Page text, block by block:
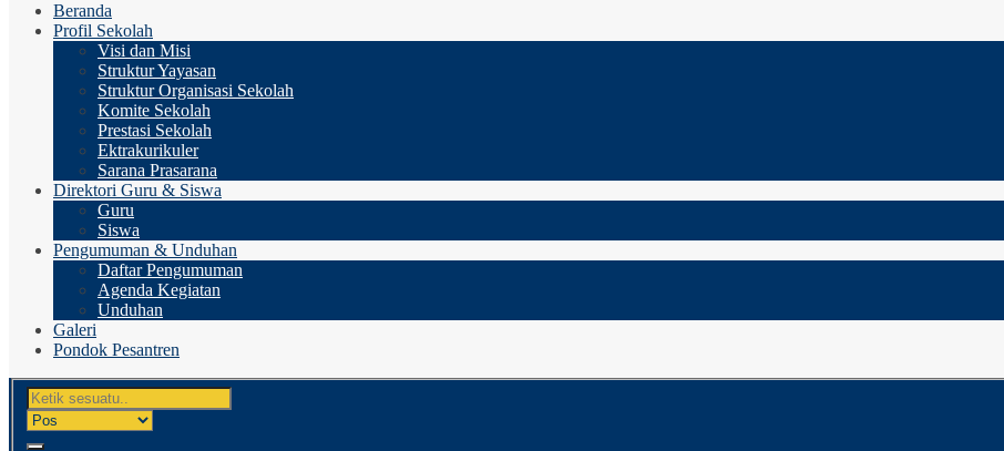
Beranda
Profil Sekolah
Visi dan Misi
Struktur Yayasan
Struktur Organisasi Sekolah
Komite Sekolah
Prestasi Sekolah
Ektrakurikuler
Sarana Prasarana
Direktori Guru & Siswa
Guru
Siswa
Pengumuman & Unduhan
Daftar Pengumuman
Agenda Kegiatan
Unduhan
Galeri
Pondok Pesantren